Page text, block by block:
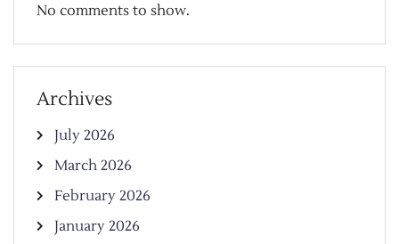
No comments to show.
Archives
July 2026
March 2026
February 2026
January 2026